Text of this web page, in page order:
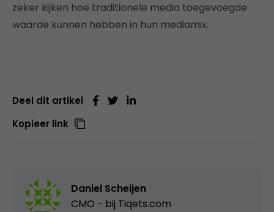
zeker kijken hoe traditionele media toegevoegde
waarde kunnen hebben in hun mediamix.
Deel dit artikel
Kopieer link
Daniel Scheijen
CMO - bij Tiqets.com